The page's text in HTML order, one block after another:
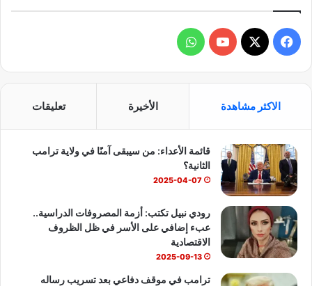
ي
و
ك
X
Y
T
u
e
ا
ا
ب
الاكثر مشاهدة الأخيرة تعليقات
قائمة الأعداء: من سيبقى آمنًا في ولاية ترامب
الثانية؟
2025-04-07
رودي نبيل تكتب: أزمة المصروفات الدراسية..
عبء إضافي على الأسر في ظل الظروف
الاقتصادية
2025-09-13
ترامب في موقف دفاعي بعد تسريب رساله